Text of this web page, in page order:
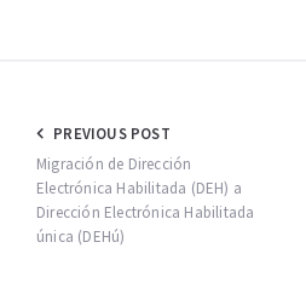
Navegación
de
entradas
PREVIOUS POST
Migración de Dirección
Electrónica Habilitada (DEH) a
Dirección Electrónica Habilitada
única (DEHú)